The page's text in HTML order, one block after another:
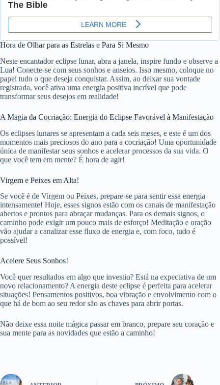
Hora de Olhar para as Estrelas e Para Si Mesmo
Neste encantador eclipse lunar, abra a janela, inspire fundo e observe a
Lua! Conecte-se com seus sonhos e anseios. Isso mesmo, coloque no
papel tudo o que deseja conquistar. Assim, ao deixar sua vontade
registrada, você ativa uma energia positiva incrível que pode
transformar seus desejos em realidade!
A Magia da Cocriação: Energia do Eclipse Favorável à Manifestação
Os eclipses lunares se apresentam a cada seis meses, e este é um dos
momentos mais preciosos do ano para a cocriação! Uma oportunidade
única de manifestar seus sonhos e acelerar processos da sua vida. O
que você tem em mente? É hora de agir!
Virgem e Peixes em Alta!
Se você é de Virgem ou Peixes, prepare-se para sentir essa energia
intensamente! Hoje, esses signos estão com os canais de manifestação
abertos e prontos para abraçar mudanças. Para os demais signos, o
caminho pode exigir um pouco mais de esforço! Meditação e oração
vão ajudar a canalizar esse fluxo de energia e, com foco, tudo é
possível!
Acelere Seus Sonhos!
Você quer resultados em algo que investiu? Está na expectativa de um
novo relacionamento? A energia deste eclipse é perfeita para acelerar
situações! Pensamentos positivos, boa vibração e envolvimento com o
que há de bom ao seu redor são as chaves para abrir portas.
Não deixe essa noite mágica passar em branco, prepare seu coração e
sua mente para as novidades que estão a caminho!